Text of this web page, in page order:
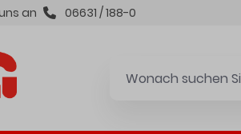
an 06631 / 188-0